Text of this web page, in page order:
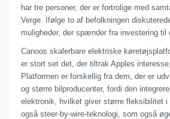
har tre personer, der er fortrolige med
Verge. Ifølge to af befolkningen
muligheder, der spænder fra investering til
Canoos skalerbare elektriske
er stort set det, der tiltrak Apples
Platformen er forskellig fra dem, der er
og større bilproducenter, fordi den
elektronik, hvilket giver større fleksibilitet i
også steer-by-wire-teknologi, som også